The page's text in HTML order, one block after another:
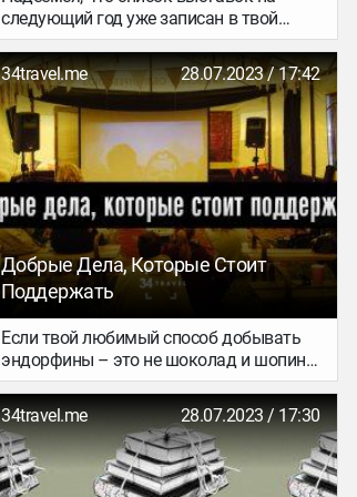
следующий год уже записан в твой
календарь. Врываемся в него с еще
одним важным культурным
предложением – посмотреть музеи,
которые откроются в 2020-м. Варианты
масштабные: от гигантского музейного
комплекса в Египте до центра
современного искусства в бывшем
здании Торговой биржи в Париже.
34travel.me 28.07.2023 / 17:42
Добрые Дела, Которые Стоит
Поддержать
Если твой любимый способ добывать
эндорфины – это не шоколад и шопинг,
а полезные дела, то мы готовы
подсказать тебе несколько способов
стать счастливее и одновременно
помочь хорошим людям.
34travel.me 28.07.2023 / 17:30